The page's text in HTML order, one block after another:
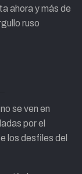
ahora y más de
ruso
se ven en
por el
los desfiles del